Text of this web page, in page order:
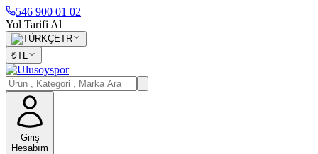
546 900 01 02
Yol Tarifi Al
TR
₺TL
Giriş
Hesabım